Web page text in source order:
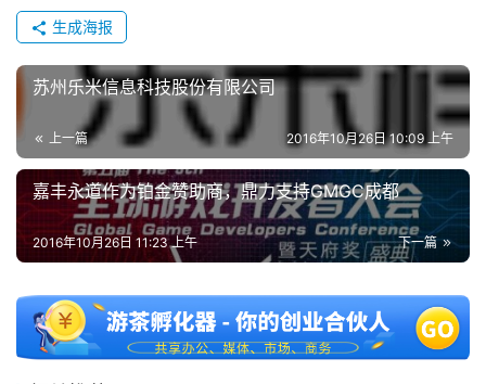
游
茶
对
接
会
上
海
站
生成海报
苏州乐米信息科技股份有限公司
上一篇 2016年10月26日 10:09 上午
嘉丰永道作为铂金赞助商，鼎力支持GMGC成都
下一篇
2016年10月26日 11:23 上午